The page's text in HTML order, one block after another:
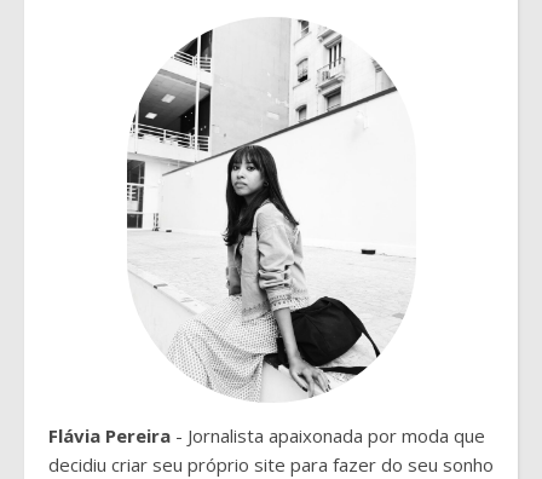
Flávia Pereira - Jornalista apaixonada por moda que
decidiu criar seu próprio site para fazer do seu sonho